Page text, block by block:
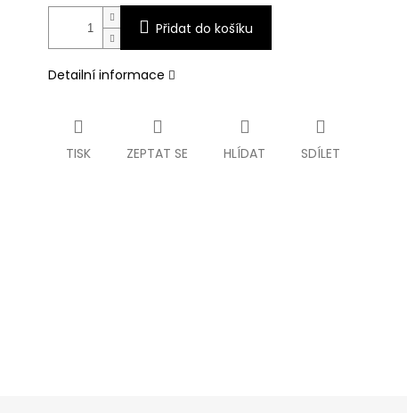
Přidat do košíku
Detailní informace
TISK ZEPTAT SE HLÍDAT SDÍLET